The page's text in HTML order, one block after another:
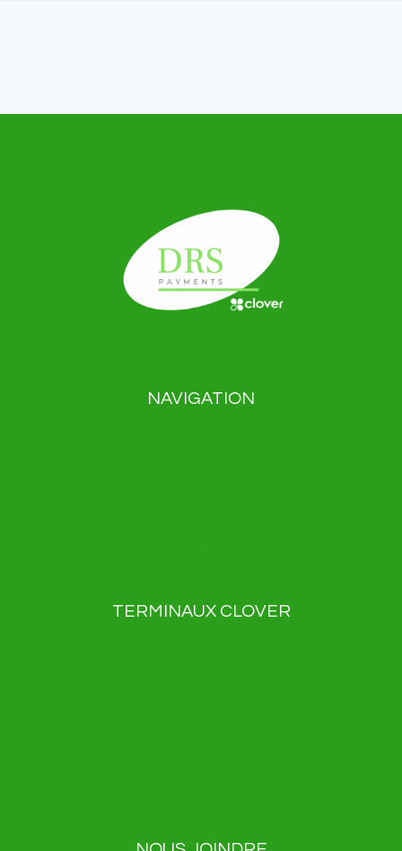
NAVIGATION
TERMINAUX CLOVER